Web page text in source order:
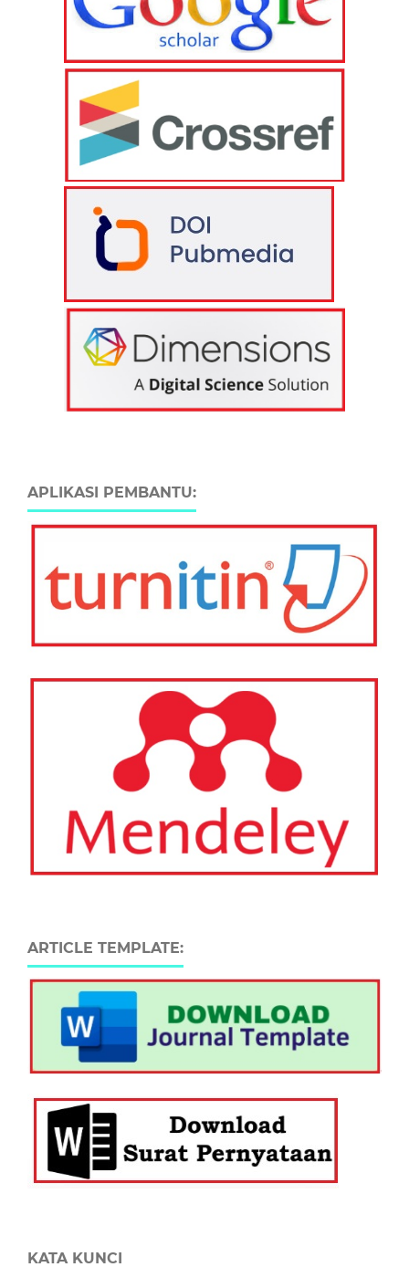
APLIKASI PEMBANTU:
ARTICLE TEMPLATE:
KATA KUNCI